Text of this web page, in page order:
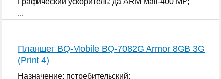
...
Планшет BQ-Mobile BQ-7082G Armor 8GB 3G
(Print 4)
Назначение: потребительский;